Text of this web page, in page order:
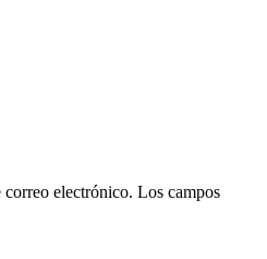
electrónico. Los campos